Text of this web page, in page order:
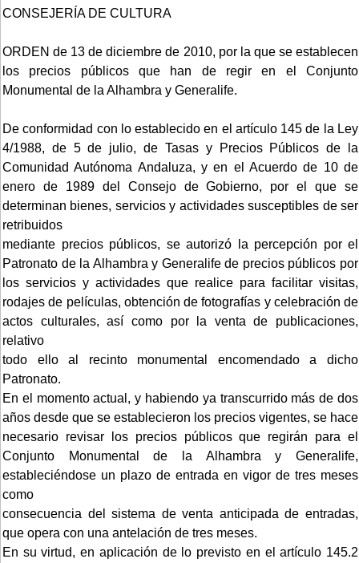
CONSEJERÍA DE CULTURA
ORDEN de 13 de diciembre de 2010, por la que se establecen
los precios públicos que han de regir en el Conjunto
Monumental de la Alhambra y Generalife.
De conformidad con lo establecido en el artículo 145 de la Ley
4/1988, de 5 de julio, de Tasas y Precios Públicos de la
Comunidad Autónoma Andaluza, y en el Acuerdo de 10 de
enero de 1989 del Consejo de Gobierno, por el que se
determinan bienes, servicios y actividades susceptibles de ser
retribuidos
mediante precios públicos, se autorizó la percepción por el
Patronato de la Alhambra y Generalife de precios públicos por
los servicios y actividades que realice para facilitar visitas,
rodajes de películas, obtención de fotografías y celebración de
actos culturales, así como por la venta de publicaciones,
relativo
todo ello al recinto monumental encomendado a dicho
Patronato.
En el momento actual, y habiendo ya transcurrido más de dos
años desde que se establecieron los precios vigentes, se hace
necesario revisar los precios públicos que regirán para el
Conjunto Monumental de la Alhambra y Generalife,
estableciéndose un plazo de entrada en vigor de tres meses
como
consecuencia del sistema de venta anticipada de entradas,
que opera con una antelación de tres meses.
En su virtud, en aplicación de lo previsto en el artículo 145.2